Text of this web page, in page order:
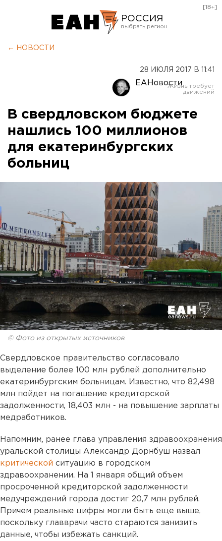
РОССИЯ
Оренбург
[18+]
← НОВОСТИ
28 ИЮЛЯ 2017 В 11:41
ЕАНовости
В свердловском бюджете
нашлись 100 миллионов
для екатеринбургских
больниц
© Фото из открытых источников
Свердловское правительство согласовало
выделение более 100 млн рублей дополнительно
екатеринбургским больницам. Известно, что 82,498
млн пойдет на погашение кредиторской
задолженности, 18,403 млн - на повышение зарплаты
медработников.
Напомним, ранее глава управления здравоохранения
уральской столицы Александр Дорнбуш назвал
критической ситуацию в городском
здравоохранении. На 1 января общий объем
просроченной кредиторской задолженности
медучреждений города достиг 20,7 млн рублей.
Причем реальные цифры могли быть еще выше,
поскольку главврачи часто стараются занизить
данные, чтобы избежать санкций.